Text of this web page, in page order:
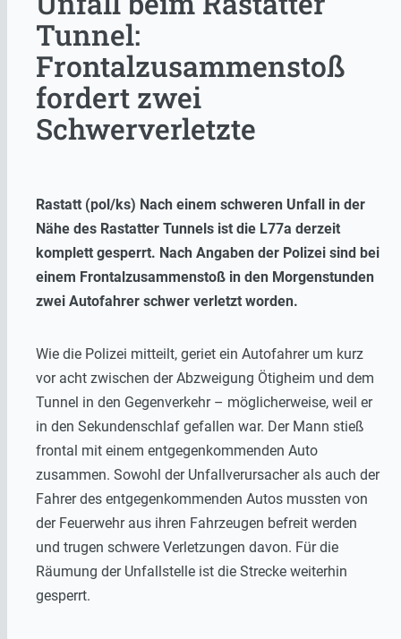
Tunnel:
Frontalzusammenstoß
fordert zwei
Schwerverletzte
Rastatt (pol/ks) Nach einem schweren Unfall in der
Nähe des Rastatter Tunnels ist die L77a derzeit
komplett gesperrt. Nach Angaben der Polizei sind bei
einem Frontalzusammenstoß in den Morgenstunden
zwei Autofahrer schwer verletzt worden.
Wie die Polizei mitteilt, geriet ein Autofahrer um kurz
vor acht zwischen der Abzweigung Ötigheim und dem
Tunnel in den Gegenverkehr – möglicherweise, weil er
in den Sekundenschlaf gefallen war. Der Mann stieß
frontal mit einem entgegenkommenden Auto
zusammen. Sowohl der Unfallverursacher als auch der
Fahrer des entgegenkommenden Autos mussten von
der Feuerwehr aus ihren Fahrzeugen befreit werden
und trugen schwere Verletzungen davon. Für die
Räumung der Unfallstelle ist die Strecke weiterhin
gesperrt.